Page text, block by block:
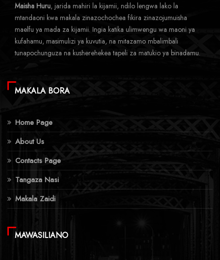
Maisha Huru, jarida mahiri la kijamii, ndilo lengwa lako la
mtandaoni kwa makala zinazochochea fikira zinazojumuisha
maelfu ya mada za kijamii. Ingia katika ulimwengu wa maoni ya
kufahamu, masimulizi ya kuvutia, na mitazamo mbalimbali
tunapochunguza na kusherehekea tapeli za matukio ya binadamu.
MAKALA BORA
Home Page
About Us
Contacts Page
Tangaza Nasi
Makala Zaidi
MAWASILIANO